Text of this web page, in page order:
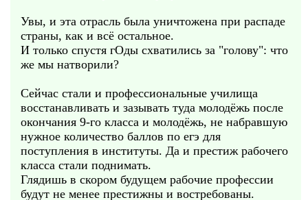
Увы, и эта отрасль была уничтожена при распаде
страны, как и всё остальное.
И только спустя гОды схватились за "голову": что
же мы натворили?
Сейчас стали и профессиональные училища
восстанавливать и зазывать туда молодёжь после
окончания 9-го класса и молодёжь, не набравшую
нужное количество баллов по егэ для
поступления в институты. Да и престиж рабочего
класса стали поднимать.
Глядишь в скором будущем рабочие профессии
будут не менее престижны и востребованы.